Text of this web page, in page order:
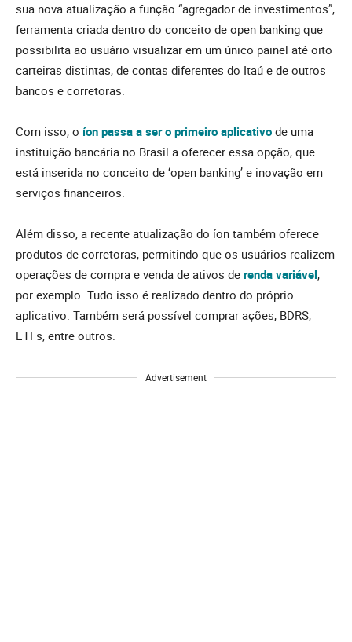
sua nova atualização a função “agregador de investimentos”,
ferramenta criada dentro do conceito de open banking que
possibilita ao usuário visualizar em um único painel até oito
carteiras distintas, de contas diferentes do Itaú e de outros
bancos e corretoras.
Com isso, o íon passa a ser o primeiro aplicativo de uma
instituição bancária no Brasil a oferecer essa opção, que
está inserida no conceito de ‘open banking’ e inovação em
serviços financeiros.
Além disso, a recente atualização do íon também oferece
produtos de corretoras, permitindo que os usuários realizem
operações de compra e venda de ativos de renda variável,
por exemplo. Tudo isso é realizado dentro do próprio
aplicativo. Também será possível comprar ações, BDRS,
ETFs, entre outros.
Advertisement